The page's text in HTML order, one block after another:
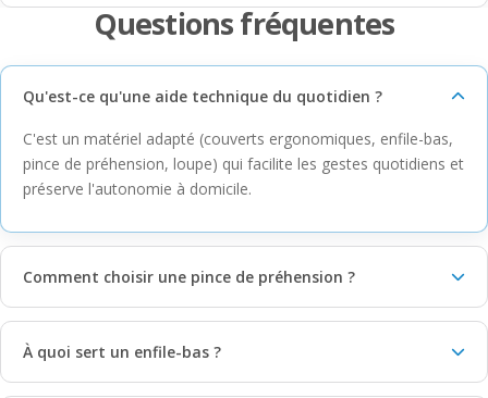
Questions fréquentes
Qu'est-ce qu'une aide technique du quotidien ?
C'est un matériel adapté (couverts ergonomiques, enfile-bas,
pince de préhension, loupe) qui facilite les gestes quotidiens et
préserve l'autonomie à domicile.
Comment choisir une pince de préhension ?
À quoi sert un enfile-bas ?